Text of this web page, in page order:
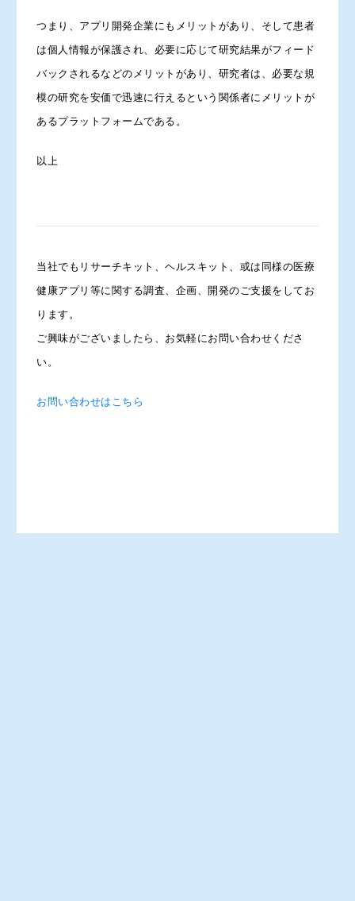
つまり、アプリ開発企業にもメリットがあり、そして患者
は個人情報が保護され、必要に応じて研究結果がフィード
バックされるなどのメリットがあり、研究者は、必要な規
模の研究を安価で迅速に行えるという関係者にメリットが
あるプラットフォームである。
以上
当社でもリサーチキット、ヘルスキット、或は同様の医療
健康アプリ等に関する調査、企画、開発のご支援をしてお
ります。
ご興味がございましたら、お気軽にお問い合わせくださ
い。
お問い合わせはこちら